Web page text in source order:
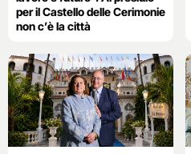
per il Castello delle Cerimonie
non c’è la città